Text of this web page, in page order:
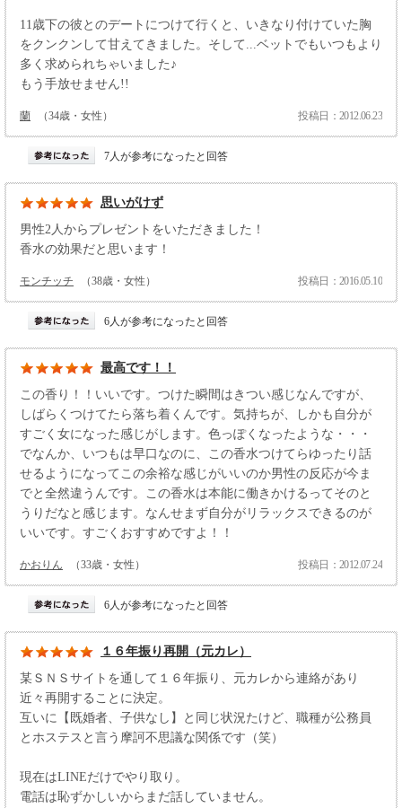
11歳下の彼とのデートにつけて行くと、いきなり付けていた胸
をクンクンして甘えてきました。そして...ベットでもいつもより
多く求められちゃいました♪
もう手放せません!!
蘭 （34歳・女性） 投稿日：2012.06.23
7人が参考になったと回答
思いがけず
男性2人からプレゼントをいただきました！
香水の効果だと思います！
モンチッチ （38歳・女性） 投稿日：2016.05.10
6人が参考になったと回答
最高です！！
この香り！！いいです。つけた瞬間はきつい感じなんですが、
しばらくつけてたら落ち着くんです。気持ちが、しかも自分が
すごく女になった感じがします。色っぽくなったような・・・
でなんか、いつもは早口なのに、この香水つけてらゆったり話
せるようになってこの余裕な感じがいいのか男性の反応が今ま
でと全然違うんです。この香水は本能に働きかけるってそのと
うりだなと感じます。なんせまず自分がリラックスできるのが
いいです。すごくおすすめですよ！！
かおりん （33歳・女性） 投稿日：2012.07.24
6人が参考になったと回答
１６年振り再開（元カレ）
某ＳＮＳサイトを通して１６年振り、元カレから連絡があり
近々再開することに決定。
互いに【既婚者、子供なし】と同じ状況たけど、職種が公務員
とホステスと言う摩訶不思議な関係です（笑）
現在はLINEだけでやり取り。
電話は恥ずかしいからまだ話していません。